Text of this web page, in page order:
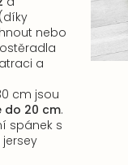
(díky
nebo
a
cm jsou
do 20 cm.
spánek s